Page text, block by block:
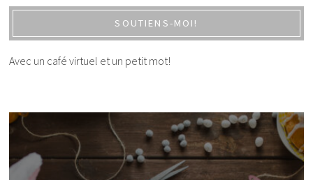
SOUTIENS-MOI!
Avec un café virtuel et un petit mot!